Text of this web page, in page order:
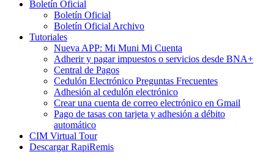
Boletín Oficial
Boletín Oficial
Boletín Oficial Archivo
Tutoriales
Nueva APP: Mi Muni Mi Cuenta
Adherir y pagar impuestos o servicios desde BNA+
Central de Pagos
Cedulón Electrónico Preguntas Frecuentes
Adhesión al cedulón electrónico
Crear una cuenta de correo electrónico en Gmail
Pago de tasas con tarjeta y adhesión a débito
automático
CIM Virtual Tour
Descargar RapiRemis